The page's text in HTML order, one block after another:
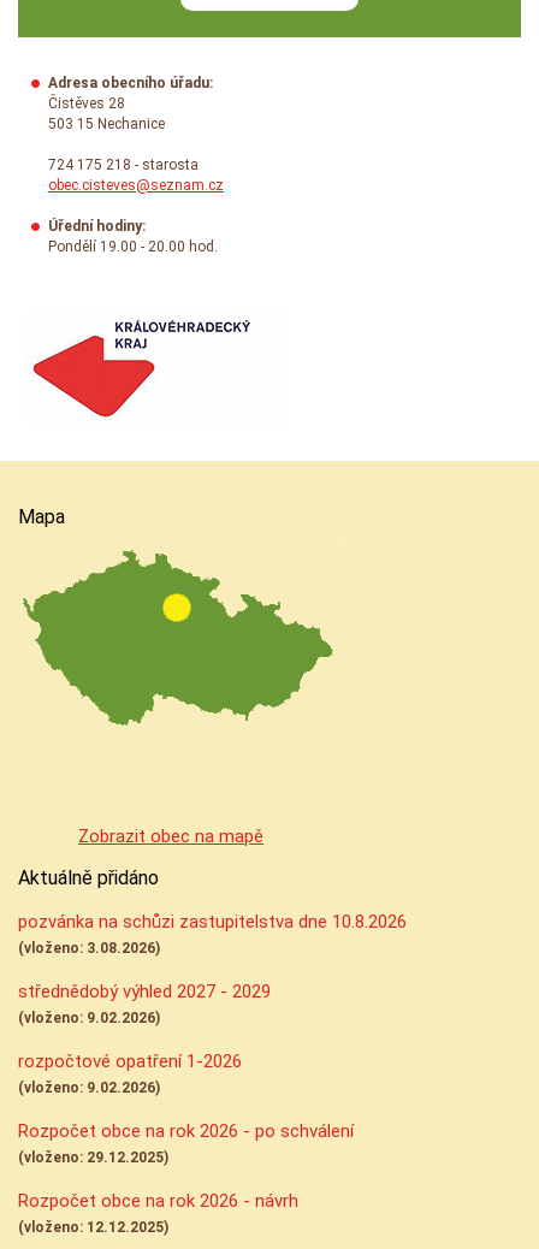
Adresa obecního úřadu:
Čistěves 28
503 15 Nechanice
724 175 218 - starosta
obec.cisteves@seznam.cz
Úřední hodiny:
Pondělí 19.00 - 20.00 hod.
Mapa
Zobrazit obec na mapě
Aktuálně přidáno
pozvánka na schůzi zastupitelstva dne 10.8.2026
(vloženo: 3.08.2026)
střednědobý výhled 2027 - 2029
(vloženo: 9.02.2026)
rozpočtové opatření 1-2026
(vloženo: 9.02.2026)
Rozpočet obce na rok 2026 - po schválení
(vloženo: 29.12.2025)
Rozpočet obce na rok 2026 - návrh
(vloženo: 12.12.2025)